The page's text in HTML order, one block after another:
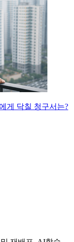
게 닥칠 청구서는?